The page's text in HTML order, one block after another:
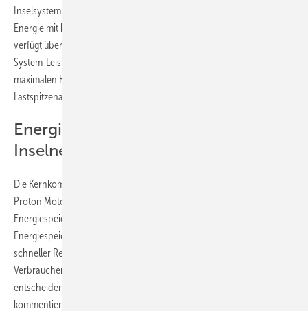
Inselsystem konzipiert, sodass fernab eines öffentlichen Stromnetzes
Energie mit hoher Leistung bereitgestellt werden kann. Die Anlage
verfügt über eine Brennstoffzellenleistung von max. 129 kW und eine
System-Leistung von 240 kW. Akku-Pakete mit LFP-Zellen mit einer
maximalen Kapazität von 240 kWh gewährleisten die entsprechenden
Lastspitzenabdeckung über die Autonomiezeit.
Energiespeichersystem baut das
Inselnetz auf
Die Kernkomponenten des Hybridsystems „HyShelter 240“ bilden drei
Proton Motor-Brennstoffzellen-Systeme „PM Frame S43“ und ein
Energiespeicher-System der Xelectrix Power GmbH. Das
Energiespeichersystem baut das Inselnetz auf und versorgt mit extrem
schneller Reaktionszeit die wechselnden Leistungsanforderungen der
Verbraucher. „Mit unseren Brennstoffzellen-Kraftwerken tragen wir
entscheidend zum Gelingen einer nachhaltigen Energiewende bei“,
kommentiert der Proton Motor-Direktor Vertrieb und Marketing,